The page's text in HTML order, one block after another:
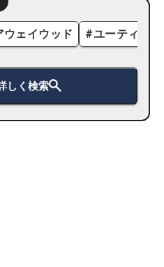
ウェイウッド #ユーティリ
しく検索